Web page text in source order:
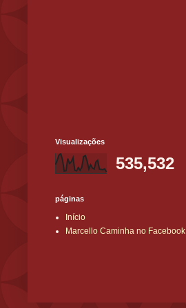
Visualizações
535,532
páginas
Início
Marcello Caminha no Facebook